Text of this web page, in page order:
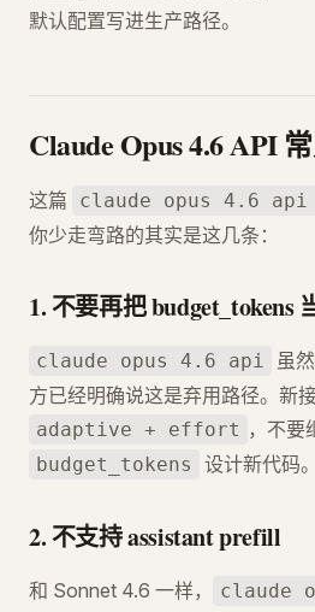
默认配置写进生产路径。
Claude Opus 4.6 API
这篇 claude opus 4.6 api
你少走弯路的其实是这几条：
1. 不要再把 budget_tokens
claude opus 4.6 api
虽
方已经明确说这是弃用路径。新
adaptive + effort ，不要
budget_tokens 设计新代码。
2. 不支持 assistant prefill
和 Sonnet 4.6 一样， claude